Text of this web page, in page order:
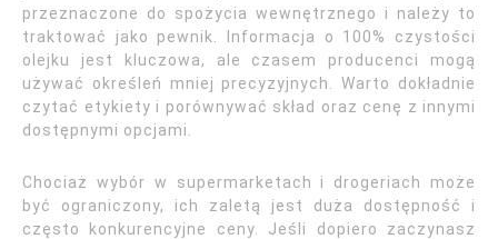
przeznaczone do spożycia wewnętrznego i należy to
traktować jako pewnik. Informacja o 100% czystości
olejku jest kluczowa, ale czasem producenci mogą
używać określeń mniej precyzyjnych. Warto dokładnie
czytać etykiety i porównywać skład oraz cenę z innymi
dostępnymi opcjami.
Chociaż wybór w supermarketach i drogeriach może
być ograniczony, ich zaletą jest duża dostępność i
często konkurencyjne ceny. Jeśli dopiero zaczynasz